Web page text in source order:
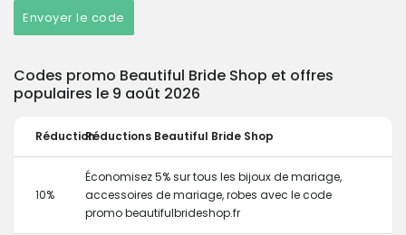
Envoyer le code
Codes promo Beautiful Bride Shop et offres
populaires le 9 août 2026
RéductionRéductions Beautiful Bride Shop
10%
Économisez 5% sur tous les bijoux de mariage,
accessoires de mariage, robes avec le code
promo beautifulbrideshop.fr